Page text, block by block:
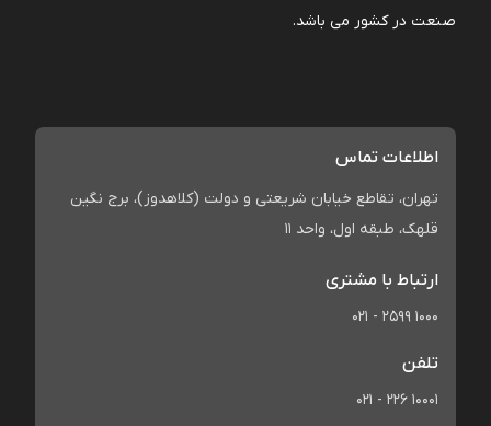
صنعت در کشور می باشد.
اطلاعات تماس
تهران، تقاطع خیابان شریعتی و دولت (کلاهدوز)، برج نگین
قلهک، طبقه اول، واحد 11
ارتباط با مشتری
021 - 2599 1000
تلفن
021 - 226 10001